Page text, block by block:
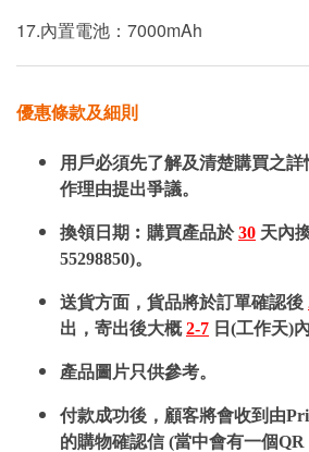
17.內置電池：7000mAh
優惠條款及細則
用戶必須先了解及清楚購買之
作理由提出爭議。
換領日期︰購買產品於30 天內
55298850)。
送貨方面，貨品將於訂單確認後
出，寄出後大概2-7 日(工作天)
產品圖片只供參考。
付款成功後，顧客將會收到由
的購物確認信 (當中會有一個